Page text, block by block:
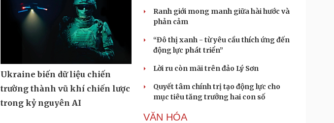
Ukraine biến dữ liệu chiến
trường thành vũ khí chiến lược
trong kỷ nguyên AI
Ranh giới mong manh giữa hài hước và
phản cảm
“Đô thị xanh - từ yêu cầu thích ứng đến
động lực phát triển”
Lời ru còn mãi trên đảo Lý Sơn
Quyết tâm chính trị tạo động lực cho
mục tiêu tăng trưởng hai con số
VĂN HÓA